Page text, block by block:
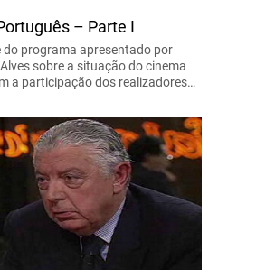
– Parte I
do programa apresentado por
sobre a situação do cinema
a participação dos realizadores…